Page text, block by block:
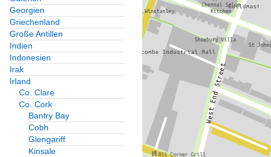
Georgien
Griechenland
Große Antillen
Indien
Indonesien
Irak
Irland
Co. Clare
Co. Cork
Bantry Bay
Cobh
Glengariff
Kinsale